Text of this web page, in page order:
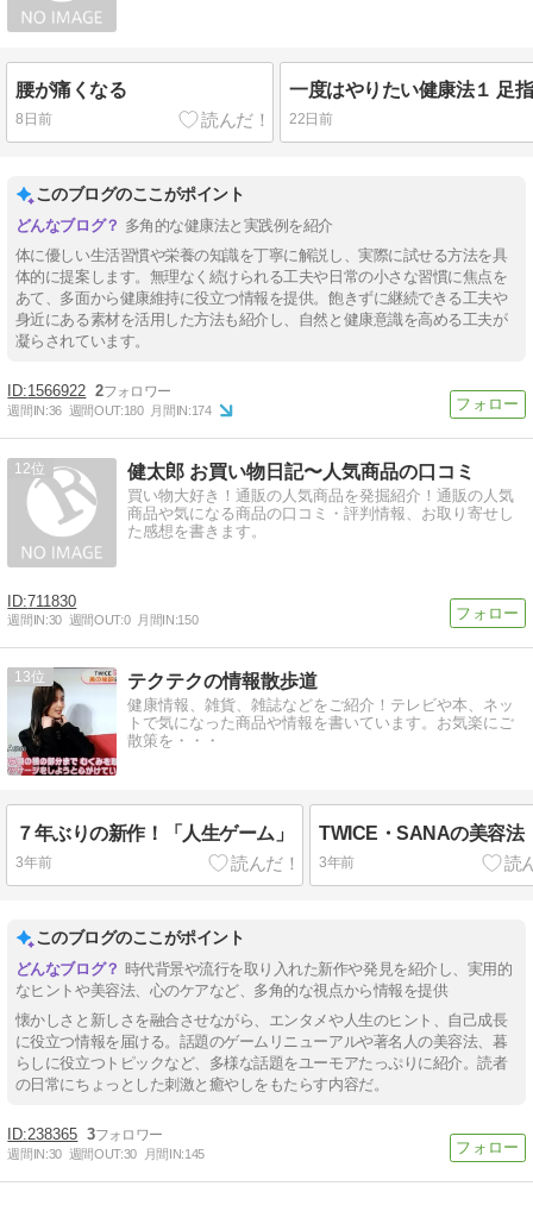
腰が痛くなる
8日前
一度はやりたい健康法１ 足
22日前
このブログのここがポイント
多角的な健康法と実践例を紹介
体に優しい生活習慣や栄養の知識を丁寧に解説し、実際に試せる方法を具
体的に提案します。無理なく続けられる工夫や日常の小さな習慣に焦点を
あて、多面から健康維持に役立つ情報を提供。飽きずに継続できる工夫や
身近にある素材を活用した方法も紹介し、自然と健康意識を高める工夫が
凝らされています。
1566922 2
週間IN:36 週間OUT:180 月間IN:174
12 健太郎 お買い物日記〜人気商品の口コミ
買い物大好き！通販の人気商品を発掘紹介！通販の人気
商品や気になる商品の口コミ・評判情報、お取り寄せし
た感想を書きます。
711830
週間IN:30 週間OUT:0 月間IN:150
13 テクテクの情報散歩道
健康情報、雑貨、雑誌などをご紹介！テレビや本、ネッ
トで気になった商品や情報を書いています。お気楽にご
散策を・・・
７年ぶりの新作！「人生ゲーム」
3年前
TWICE・SANAの美容法
3年前
このブログのここがポイント
時代背景や流行を取り入れた新作や発見を紹介し、実用的
なヒントや美容法、心のケアなど、多角的な視点から情報を提供
懐かしさと新しさを融合させながら、エンタメや人生のヒント、自己成長
に役立つ情報を届ける。話題のゲームリニューアルや著名人の美容法、暮
らしに役立つトピックなど、多様な話題をユーモアたっぷりに紹介。読者
の日常にちょっとした刺激と癒やしをもたらす内容だ。
238365 3
週間IN:30 週間OUT:30 月間IN:145